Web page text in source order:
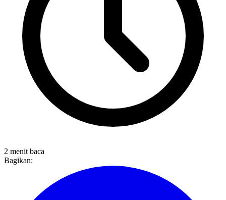
2 menit baca
Bagikan: